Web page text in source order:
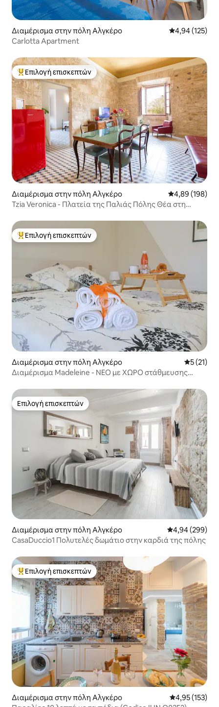
Διαμέρισμα στην πόλη Αλγκέρο Μέση
4,94 (125)
Carlotta Apartment
Κορυφαία επιλογή επισκεπτών
Επιλογή επισκεπτών
Διαμέρισμα στην πόλη Αλγκέρο Μέση
4,89 (198)
Tzia Veronica - Πλατεία της Παλιάς Πόλης Θέα στη
Κορυφαία επιλογή επισκεπτών
Επιλογή επισκεπτών
Διαμέρισμα στην πόλη Αλγκέρο Μέση
5 (21)
Διαμέρισμα Madeleine - ΝΕΟ με ΧΩΡΟ στάθμευσης
Επιλογή επισκεπτών
Επιλογή επισκεπτών
Διαμέρισμα στην πόλη Αλγκέρο Μέση
4,94 (299)
CasaDuccio1 Πολυτελές δωμάτιο στην καρδιά της πόλης
Κορυφαία επιλογή επισκεπτών
Επιλογή επισκεπτών
Διαμέρισμα στην πόλη Αλγκέρο Μέση
4,95 (153)